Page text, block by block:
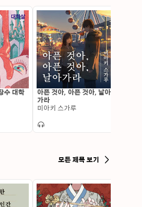
이 책 『블랙아웃』(2010)으
자임을 증명했다. 코니 윌리스
12회 수상 등 역사상 가장 많은
년에는 그 모든 업적과 공로를
스는 칠순이 넘은 나이에도 불
즈 외에 휴고상과 네뷸러상
과 『여왕마저도』(2016)를 비
로스토크』(2016), 크리스마
살인사건』(2017) 등이 번역 소
시간 대학교에서 이온 추진
설선』, 시공사의 『그리폰
즈데이 북』(코니 윌리스),
명탐정 코난’의 지훈, ‘핀과 제
시, ‘라이온 킹’의 센지 등을 맡
수 대학
아픈 것아, 아픈 것아, 날아
가라
미아키 스가루
모든 제목 보기